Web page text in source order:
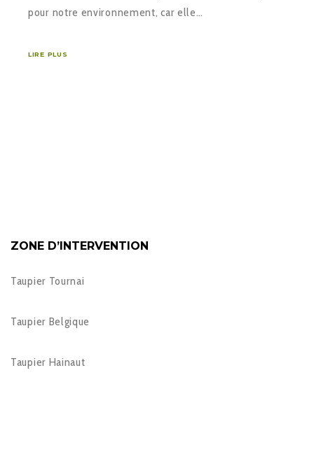
pour notre environnement, car elle…
LIRE PLUS
ZONE D’INTERVENTION
Taupier Tournai
Taupier Belgique
Taupier Hainaut